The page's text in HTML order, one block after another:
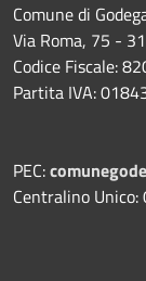
Comune di
Via Roma, 75 -
Codice Fiscale:
Partita IVA:
PEC:
Centralino